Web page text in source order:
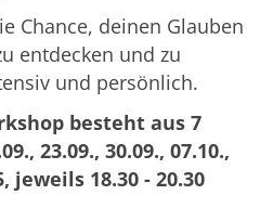
Chance, deinen Glauben
entdecken und zu
und persönlich.
besteht aus 7
23.09., 30.09., 07.10.,
jeweils 18.30 - 20.30